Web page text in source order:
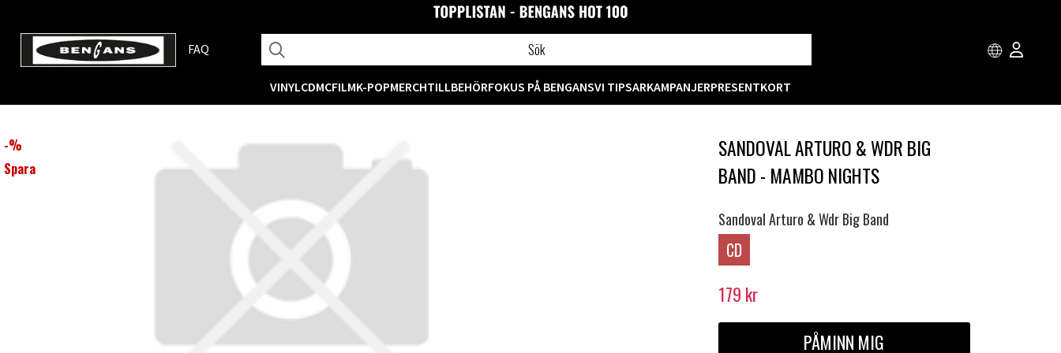
FAQ
VINYLCDMCFILMK-POPMERCHTILLBEHÖRFOKUS PÅ BENGANSVI TIPSARKAMPANJERPRESENTKORT
-%
Spara
SANDOVAL ARTURO & WDR BIG
BAND - MAMBO NIGHTS
Sandoval Arturo & Wdr Big Band
CD
179 kr
PÅMINN MIG